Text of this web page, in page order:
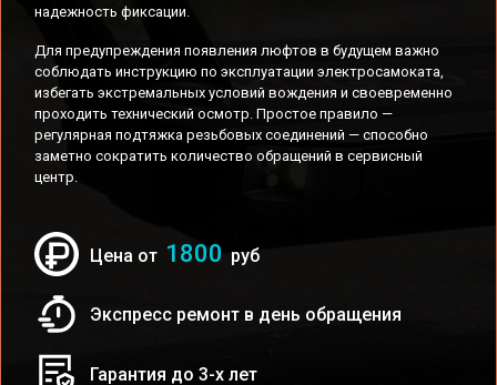
надежность фиксации.
Для предупреждения появления люфтов в будущем важно
соблюдать инструкцию по эксплуатации электросамоката,
избегать экстремальных условий вождения и своевременно
проходить технический осмотр. Простое правило —
регулярная подтяжка резьбовых соединений — способно
заметно сократить количество обращений в сервисный
центр.
Цена от 1800 руб
Экспресс ремонт в день обращения
Гарантия до 3-х лет